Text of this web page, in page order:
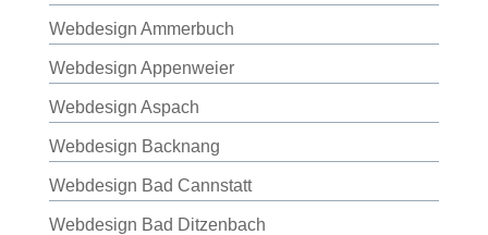
Webdesign Ammerbuch
Webdesign Appenweier
Webdesign Aspach
Webdesign Backnang
Webdesign Bad Cannstatt
Webdesign Bad Ditzenbach